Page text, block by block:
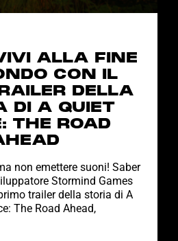
ALLA FINE
CON IL
DELLA
DI A QUIET
THE ROAD
non emettere suoni! Saber
Stormind Games
trailer della storia di A
The Road Ahead,